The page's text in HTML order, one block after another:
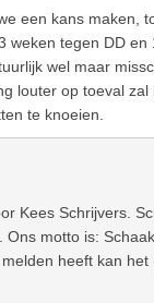
een kans maken,
tegen DD
wel maar
louter op toeval
te knoeien.
Kees Schrijvers.
motto is:
heeft kan het